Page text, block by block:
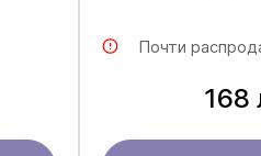
Почти
168